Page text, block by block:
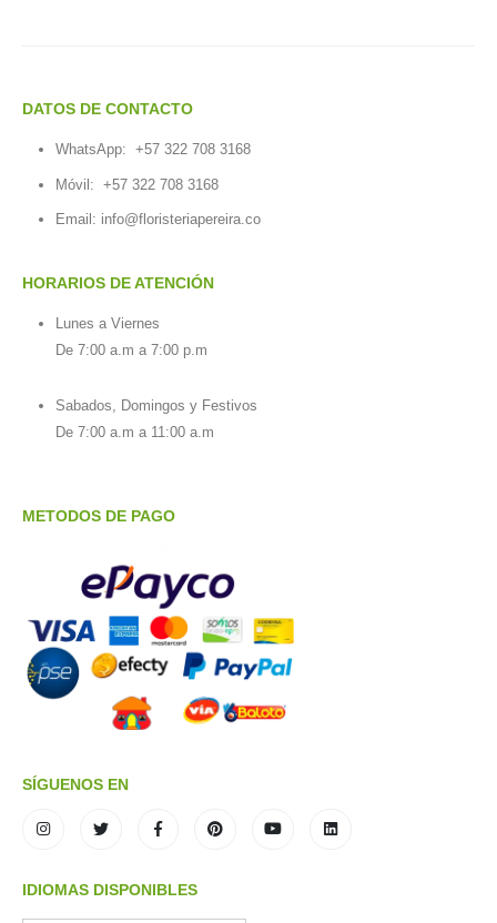
DATOS DE CONTACTO
WhatsApp: +57 322 708 3168
Móvil: +57 322 708 3168
Email: info@floristeriapereira.co
HORARIOS DE ATENCIÓN
Lunes a Viernes
De 7:00 a.m a 7:00 p.m
Sabados, Domingos y Festivos
De 7:00 a.m a 11:00 a.m
METODOS DE PAGO
SÍGUENOS EN
IDIOMAS DISPONIBLES